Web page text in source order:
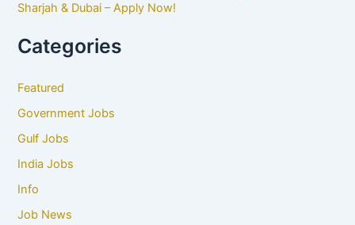
Sharjah & Dubai – Apply Now!
Categories
Featured
Government Jobs
Gulf Jobs
India Jobs
Info
Job News